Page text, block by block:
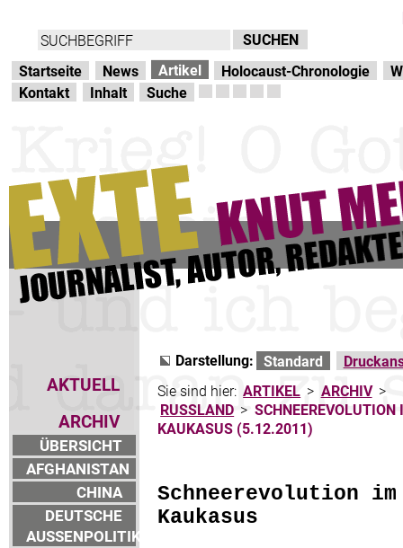
Startseite News Artikel Holocaust-Chronologie
Kontakt
Inhalt Suche
AKTUELL
ARCHIV
ÜBERSICHT
AFGHANISTAN
CHINA
DEUTSCHE
AUSSENPOLITIK
Darstellung: Standard
Sie sind hier: ARTIKEL > ARCHIV >
RUSSLAND > SCHNEEREVOLUTION
KAUKASUS (5.12.2011)
Schneerevolution im
Kaukasus